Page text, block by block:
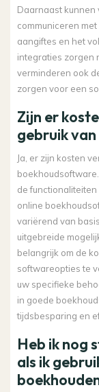
Daarnaast
communiceren
aangiftes en het
integraties zorgen
verminderen ook
zorgen voor een
Zijn er
gebruik
Ja, er zijn kosten
de
online
variërend van
uitgebreide
belangrijk om de
softwareopties te
uw specifieke
in goede
tijdsbesparing en
Heb ik nog
als ik